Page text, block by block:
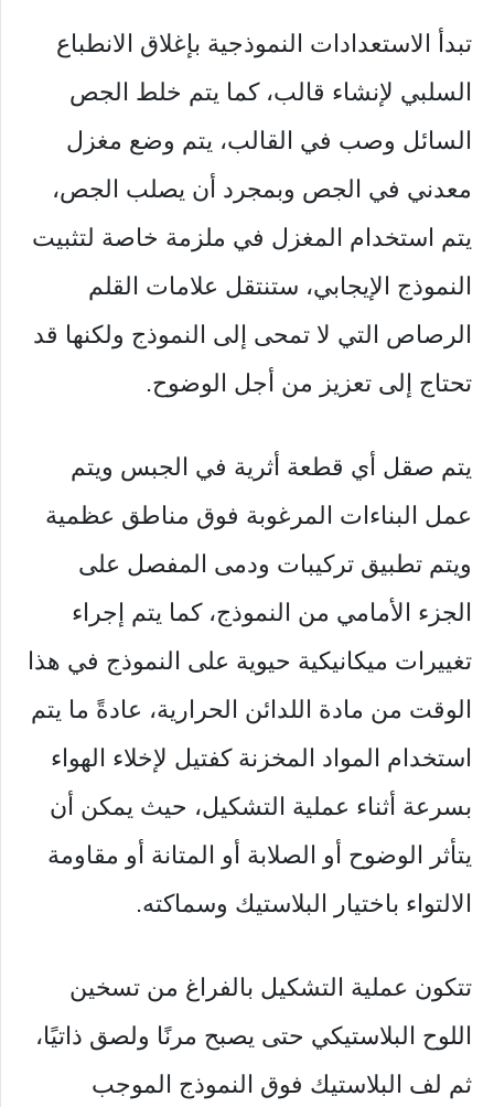
تبدأ الاستعدادات النموذجية بإغلاق الانطباع
السلبي لإنشاء قالب، كما يتم خلط الجص
السائل وصب في القالب، يتم وضع مغزل
معدني في الجص وبمجرد أن يصلب الجص،
يتم استخدام المغزل في ملزمة خاصة لتثبيت
النموذج الإيجابي، ستنتقل علامات القلم
الرصاص التي لا تمحى إلى النموذج ولكنها قد
تحتاج إلى تعزيز من أجل الوضوح.
يتم صقل أي قطعة أثرية في الجبس ويتم
عمل البناءات المرغوبة فوق مناطق عظمية
ويتم تطبيق تركيبات ودمى المفصل على
الجزء الأمامي من النموذج، كما يتم إجراء
تغييرات ميكانيكية حيوية على النموذج في هذا
الوقت من مادة اللدائن الحرارية، عادةً ما يتم
استخدام المواد المخزنة كفتيل لإخلاء الهواء
بسرعة أثناء عملية التشكيل، حيث يمكن أن
يتأثر الوضوح أو الصلابة أو المتانة أو مقاومة
الالتواء باختيار البلاستيك وسماكته.
تتكون عملية التشكيل بالفراغ من تسخين
اللوح البلاستيكي حتى يصبح مرنًا ولصق ذاتيًا،
ثم لف البلاستيك فوق النموذج الموجب